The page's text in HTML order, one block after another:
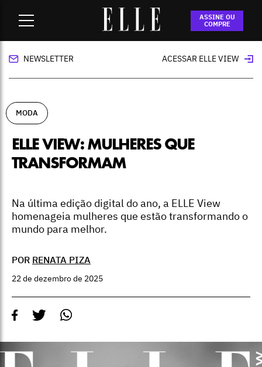
ASSINE OU
COMPRE
ELLE VIEW: mulheres que transformam
NEWSLETTER ACESSAR ELLE VIEW
MODA
ELLE VIEW: MULHERES QUE
TRANSFORMAM
Na última edição digital do ano, a ELLE View
homenageia mulheres que estão transformando o
mundo para melhor.
POR RENATA PIZA
22 de dezembro de 2025